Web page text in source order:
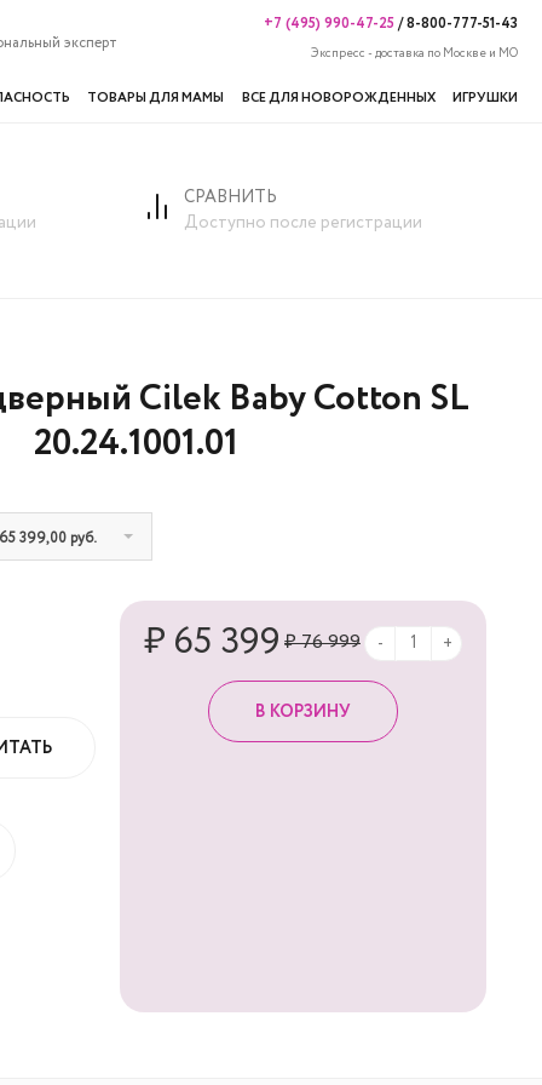
эксперт
+7 (495) 990-47-25/8-800-777-51-43
Экспресс - доставка по Москве и МО
ТОВАРЫ ДЛЯ МАМЫ ВСЕ ДЛЯ НОВОРОЖДЕННЫХ ИГРУШКИ
SL 20.24.1001.01
СРАВНИТЬ
Доступно после регистрации
Cilek Baby Cotton SL
20.24.1001.01
399,00 руб.
₽ 65 399 ₽ 76 999 - +